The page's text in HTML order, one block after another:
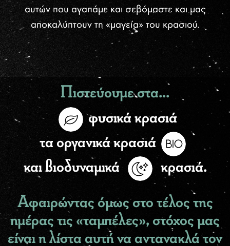
αυτών που αγαπάμε και σεβόμαστε και μας
αποκαλύπτουν τη «μαγεία» του κρασιού.
Πιστεύουμε στα...
φυσικά κρασιά
τα οργανικά κρασιά
και βιοδυναμικά
κρασιά.
Aφαιρώντας όμως στο τέλος της
ημέρας τις «ταμπέλες», στόχος μας
είναι η λίστα αυτή να αντανακλά τον